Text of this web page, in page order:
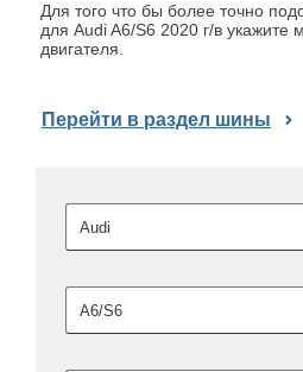
Для того что бы более точно
для Audi A6/S6 2020 г/в
двигателя.
Перейти в раздел шины